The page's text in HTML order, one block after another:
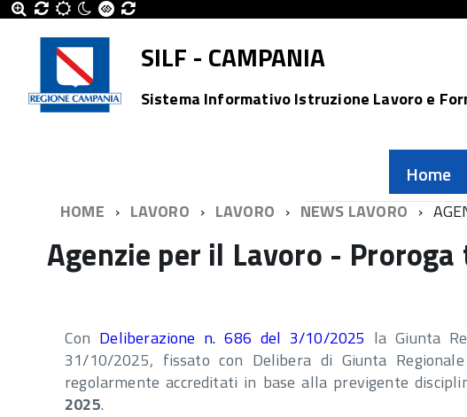
SILF - CAMPANIA
Sistema Informativo Istruzione Lavoro e
Home
HOME LAVORO LAVORO NEWS LAVORO
Agenzie per il Lavoro -
Con Deliberazione n. 686 del 3/10/2025 la Giunta
31/10/2025, fissato con Delibera di Giunta
regolarmente accreditati in base alla previgente
2025.